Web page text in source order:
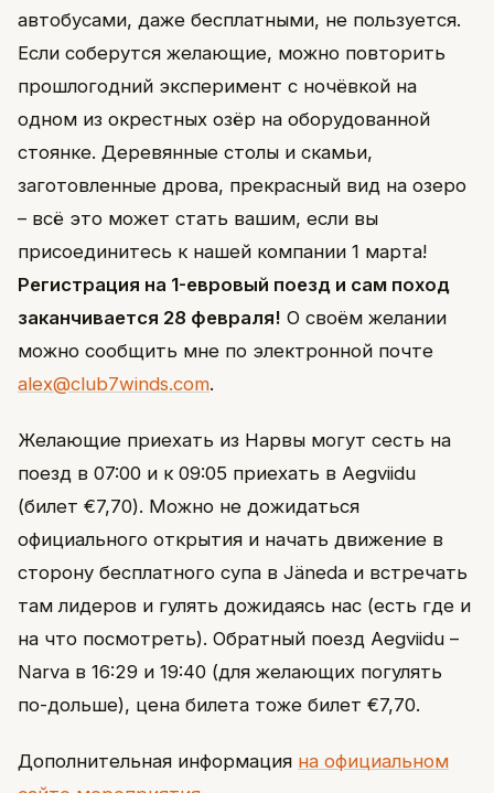
автобусами, даже бесплатными, не пользуется.
Если соберутся желающие, можно повторить
прошлогодний эксперимент с ночёвкой на
одном из окрестных озёр на оборудованной
стоянке. Деревянные столы и скамьи,
заготовленные дрова, прекрасный вид на озеро
– всё это может стать вашим, если вы
присоединитесь к нашей компании 1 марта!
Регистрация на 1-евровый поезд и сам поход
заканчивается 28 февраля! О своём желании
можно сообщить мне по электронной почте
alex@club7winds.com.
Желающие приехать из Нарвы могут сесть на
поезд в 07:00 и к 09:05 приехать в Aegviidu
(билет €7,70). Можно не дожидаться
официального открытия и начать движение в
сторону бесплатного супа в Jäneda и встречать
там лидеров и гулять дожидаясь нас (есть где и
на что посмотреть). Обратный поезд Aegviidu –
Narva в 16:29 и 19:40 (для желающих погулять
по-дольше), цена билета тоже билет €7,70.
Дополнительная информация на официальном